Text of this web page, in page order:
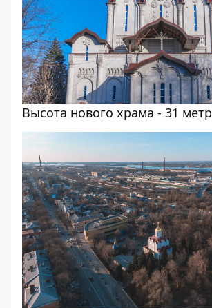
Высота нового храма - 31 метр